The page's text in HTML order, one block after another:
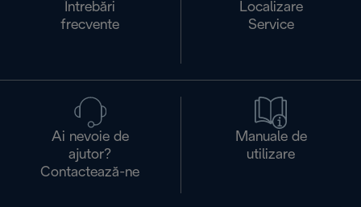
Întrebări
frecvente
Localizare
Service
Ai nevoie de
ajutor?
Contactează-ne
Manuale de
utilizare